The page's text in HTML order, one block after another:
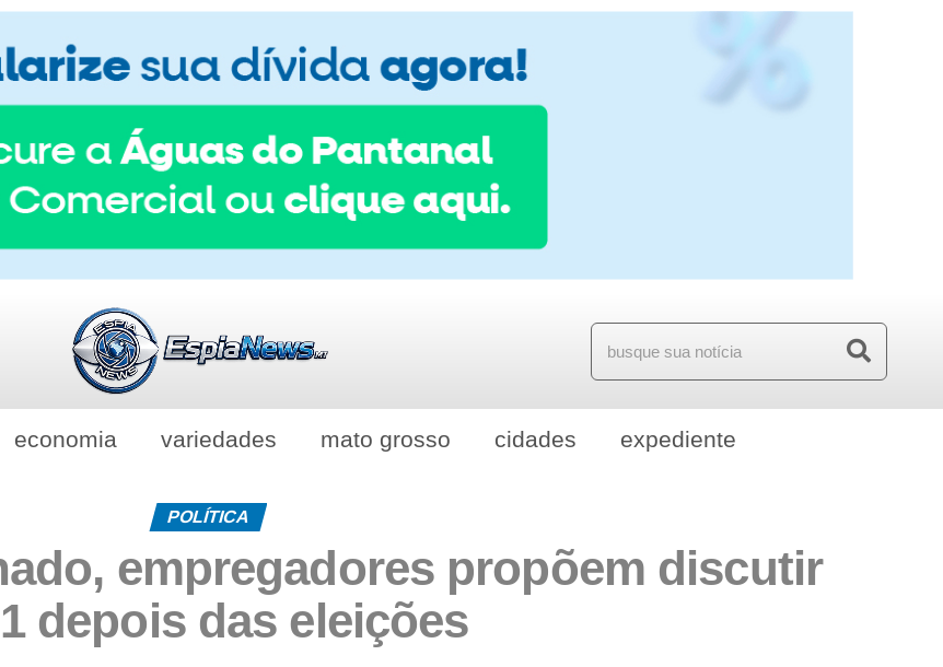
economia variedades mato grosso cidades expediente
POLÍTICA
empregadores propõem discutir
depois das eleições